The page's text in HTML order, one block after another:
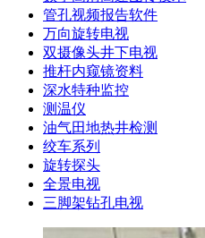
管孔视频报告软件
万向旋转电视
双摄像头井下电视
推杆内窥镜资料
深水特种监控
测温仪
油气田地热井检测
绞车系列
旋转探头
全景电视
三脚架钻孔电视